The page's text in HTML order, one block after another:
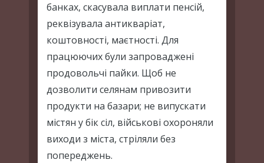
банках, скасувала виплати пенсій,
реквізувала антикваріат,
коштовності, маєтності. Для
працюючих були запроваджені
продовольчі пайки. Щоб не
дозволити селянам привозити
продукти на базари; не випускати
містян у бік сіл, військові охороняли
виходи з міста, стріляли без
попереджень.